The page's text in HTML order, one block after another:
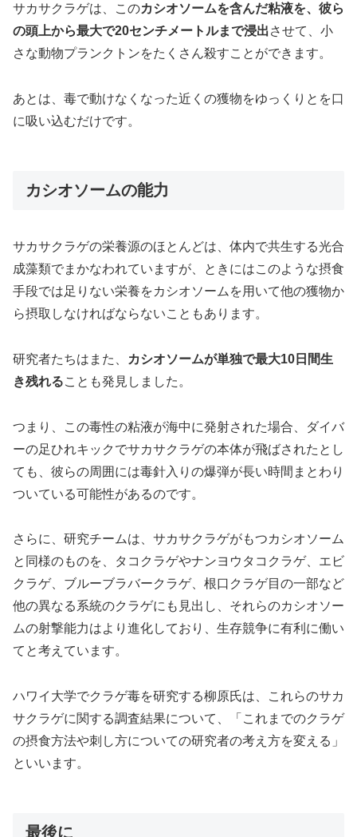
サカサクラゲは、このカシオソームを含んだ粘液を、彼ら
の頭上から最大で20センチメートルまで浸出させて、小
さな動物プランクトンをたくさん殺すことができます。
あとは、毒で動けなくなった近くの獲物をゆっくりとを口
に吸い込むだけです。
カシオソームの能力
サカサクラゲの栄養源のほとんどは、体内で共生する光合
成藻類でまかなわれていますが、ときにはこのような摂食
手段では足りない栄養をカシオソームを用いて他の獲物か
ら摂取しなければならないこともあります。
研究者たちはまた、
カシオソームが単独で最大10日間生
き残れることも発見しました。
つまり、この毒性の粘液が海中に発射された場合、ダイバ
ーの足ひれキックでサカサクラゲの本体が飛ばされたとし
ても、彼らの周囲には毒針入りの爆弾が長い時間まとわり
ついている可能性があるのです。
さらに、研究チームは、サカサクラゲがもつカシオソーム
と同様のものを、タコクラゲやナンヨウタコクラゲ、エビ
クラゲ、ブルーブラバークラゲ、根口クラゲ目の一部など
他の異なる系統のクラゲにも見出し、それらのカシオソー
ムの射撃能力はより進化しており、生存競争に有利に働い
てと考えています。
ハワイ大学でクラゲ毒を研究する柳原氏は、これらのサカ
サクラゲに関する調査結果について、「これまでのクラゲ
の摂食方法や刺し方についての研究者の考え方を変える」
といいます。
最後に